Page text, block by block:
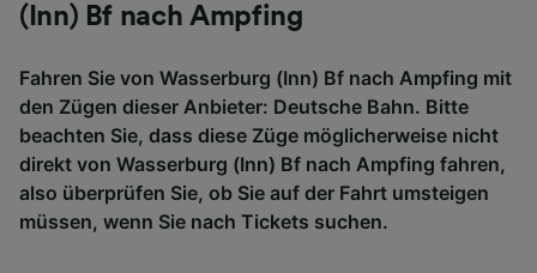
(Inn) Bf nach Ampfing
Fahren Sie von Wasserburg (Inn) Bf nach Ampfing mit
den Zügen dieser Anbieter: Deutsche Bahn. Bitte
beachten Sie, dass diese Züge möglicherweise nicht
direkt von Wasserburg (Inn) Bf nach Ampfing fahren,
also überprüfen Sie, ob Sie auf der Fahrt umsteigen
müssen, wenn Sie nach Tickets suchen.